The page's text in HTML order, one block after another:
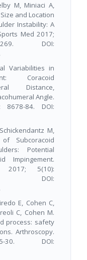
M, Miniaci A,
and Location
Instability: A
Med 2017;
DOI:
Variabilities in
Coracoid
Distance,
Angle.
84. DOI:
M,
Subcoracoid
Potential
Impingement.
5(10):
DOI:
E, Cohen C,
C, Cohen M.
process: safety
Arthroscopy.
30. DOI: